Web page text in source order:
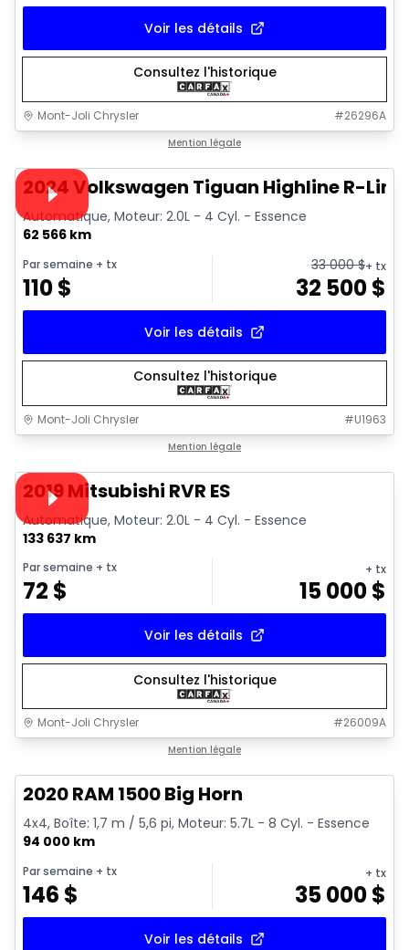
Voir les détails
Consultez l'historique
Mont-Joli Chrysler #26296A
Mention légale
Vidéo disponible
2024 Volkswagen Tiguan Highline R-Line
Automatique, Moteur: 2.0L - 4 Cyl. - Essence
62 566 km
Par semaine + tx
110$
33 000$+ tx
32 500$
Voir les détails
Consultez l'historique
Mont-Joli Chrysler #U1963
Mention légale
Vidéo disponible
2019 Mitsubishi RVR ES
Automatique, Moteur: 2.0L - 4 Cyl. - Essence
133 637 km
Par semaine + tx
72 $
+ tx
15 000$
Voir les détails
Consultez l'historique
Mont-Joli Chrysler #26009A
Mention légale
2020 RAM 1500 Big Horn
4x4, Boîte: 1,7 m / 5,6 pi, Moteur: 5.7L - 8 Cyl. - Essence
94 000 km
Par semaine + tx
146 $
+ tx
35 000$
Voir les détails